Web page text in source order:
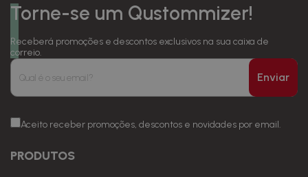
Torne-se um Qustommizer!
Receberá promoções e descontos exclusivos na sua caixa de
correio.
Enviar
Aceito receber promoções, descontos e novidades por email.
PRODUTOS